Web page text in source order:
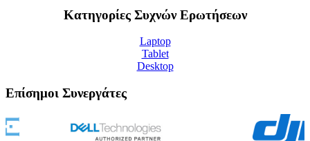
Κατηγορίες Συχνών Ερωτήσεων
Laptop
Tablet
Desktop
Επίσημοι Συνεργάτες